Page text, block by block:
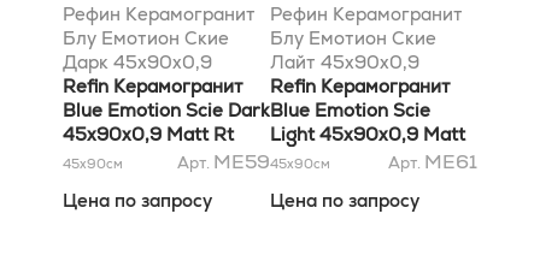
Рефин Керамогранит
Блу Емотион Ские
Дарк 45x90x0,9
матовый Rt
Refin Керамогранит
Blue Emotion Scie Dark
45x90x0,9 Matt Rt
45x90см Арт. ME59
Цена по запросу
Рефин Керамогранит
Блу Емотион Ские
Лайт 45x90x0,9
матовый Rt
Refin Керамогранит
Blue Emotion Scie
Light 45x90x0,9 Matt
Rt
45x90см Арт. ME61
Цена по запросу